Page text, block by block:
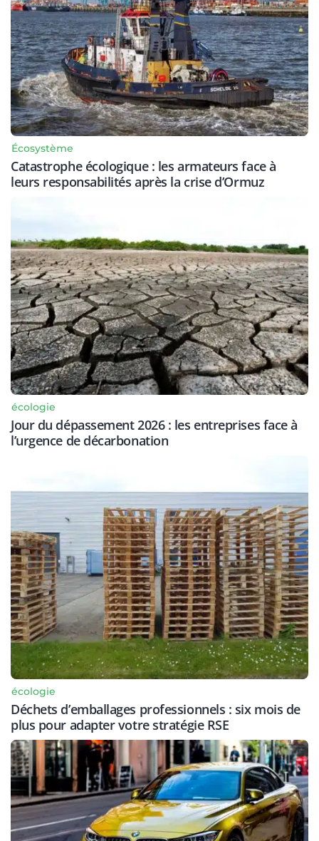
Écosystème
Catastrophe écologique : les armateurs face à
leurs responsabilités après la crise d’Ormuz
écologie
Jour du dépassement 2026 : les entreprises face à
l’urgence de décarbonation
écologie
Déchets d’emballages professionnels : six mois de
plus pour adapter votre stratégie RSE